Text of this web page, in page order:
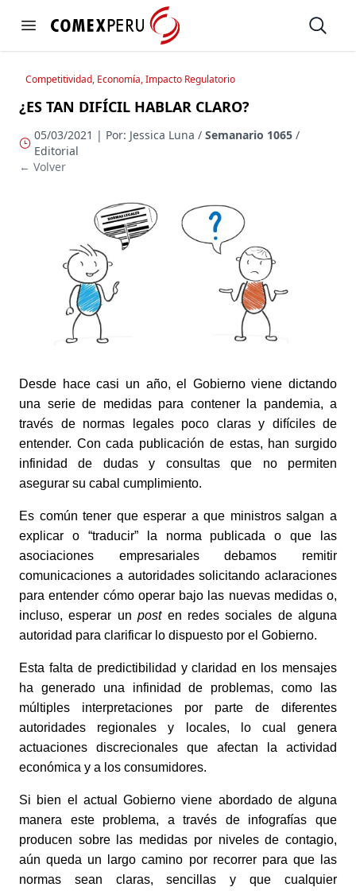
Open menu
https://www.comexperu.org.pe Open
Competitividad, Economía, Impacto Regulatorio
¿ES TAN DIFÍCIL HABLAR CLARO?
05/03/2021 | Por: Jessica Luna /Semanario 1065 /
Editorial
← Volver
Desde hace casi un año, el Gobierno viene dictando
una serie de medidas para contener la pandemia, a
través de normas legales poco claras y difíciles de
entender. Con cada publicación de estas, han surgido
infinidad de dudas y consultas que no permiten
asegurar su cabal cumplimiento.
Es común tener que esperar a que ministros salgan a
explicar o “traducir” la norma publicada o que las
asociaciones empresariales debamos remitir
comunicaciones a autoridades solicitando aclaraciones
para entender cómo operar bajo las nuevas medidas o,
incluso, esperar un post en redes sociales de alguna
autoridad para clarificar lo dispuesto por el Gobierno.
Esta falta de predictibilidad y claridad en los mensajes
ha generado una infinidad de problemas, como las
múltiples interpretaciones por parte de diferentes
autoridades regionales y locales, lo cual genera
actuaciones discrecionales que afectan la actividad
económica y a los consumidores.
Si bien el actual Gobierno viene abordado de alguna
manera este problema, a través de infografías que
producen sobre las medidas por niveles de contagio,
aún queda un largo camino por recorrer para que las
normas sean claras, sencillas y que cualquier